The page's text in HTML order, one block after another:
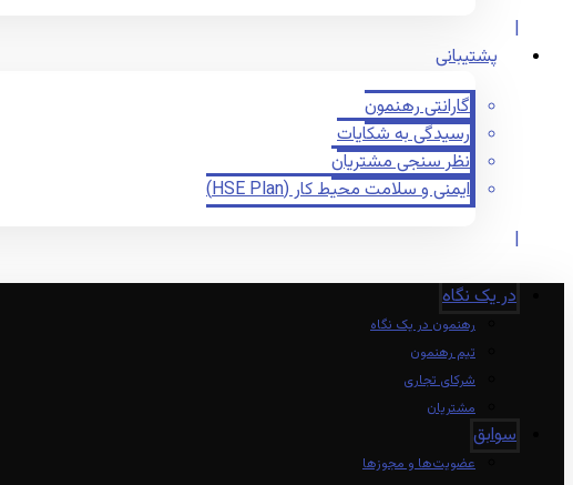
پشتیبانی
گارانتی رهنمون
رسیدگی به شکایات
نظر سنجی مشتریان
ایمنی و سلامت محیط کار (HSE Plan)
در یک نگاه
رهنمون در یک نگاه
تیم رهنمون
شرکای تجاری
مشتریان
سوابق
عضویت‌ها و مجوزها